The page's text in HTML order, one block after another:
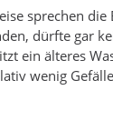
sprechen
dürfte gar
ein älteres
wenig